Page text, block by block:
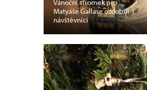
Vánoční stromek pro
Matyáše Gallase ozdobili
návštěvníci